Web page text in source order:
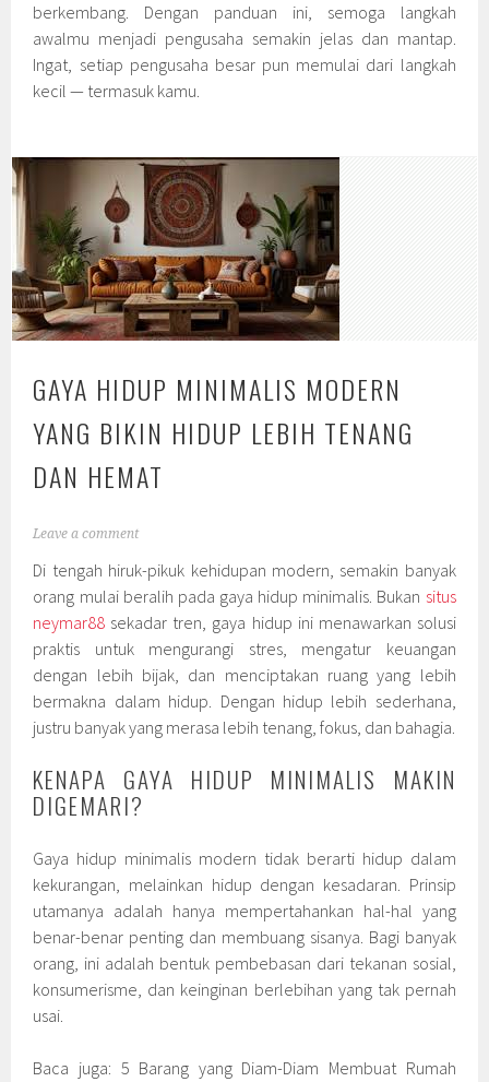
berkembang. Dengan panduan ini, semoga langkah
awalmu menjadi pengusaha semakin jelas dan mantap.
Ingat, setiap pengusaha besar pun memulai dari langkah
kecil — termasuk kamu.
GAYA HIDUP MINIMALIS MODERN
YANG BIKIN HIDUP LEBIH TENANG
DAN HEMAT
Leave a comment
Di tengah hiruk-pikuk kehidupan modern, semakin banyak
orang mulai beralih pada gaya hidup minimalis. Bukan situs
neymar88 sekadar tren, gaya hidup ini menawarkan solusi
praktis untuk mengurangi stres, mengatur keuangan
dengan lebih bijak, dan menciptakan ruang yang lebih
bermakna dalam hidup. Dengan hidup lebih sederhana,
justru banyak yang merasa lebih tenang, fokus, dan bahagia.
KENAPA GAYA HIDUP MINIMALIS MAKIN
DIGEMARI?
Gaya hidup minimalis modern tidak berarti hidup dalam
kekurangan, melainkan hidup dengan kesadaran. Prinsip
utamanya adalah hanya mempertahankan hal-hal yang
benar-benar penting dan membuang sisanya. Bagi banyak
orang, ini adalah bentuk pembebasan dari tekanan sosial,
konsumerisme, dan keinginan berlebihan yang tak pernah
usai.
Baca juga: 5 Barang yang Diam-Diam Membuat Rumah